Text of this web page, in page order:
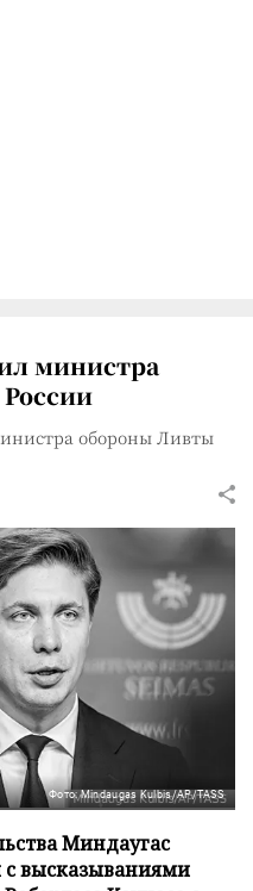
министра
обороны Ливты
Фото: Mindaugas Kulbis/AP/TASS
Миндаугас
с высказываниями